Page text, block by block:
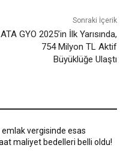
Sonraki İçerik
ATA GYO 2025’in İlk Yarısında,
754 Milyon TL Aktif
Büyüklüğe Ulaştı
emlak vergisinde esas
maliyet bedelleri belli oldu!